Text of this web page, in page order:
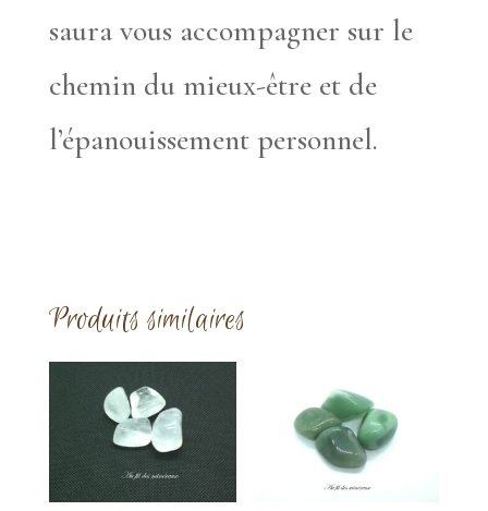
saura vous accompagner sur le
chemin du mieux-être et de
l’épanouissement personnel.
Produits similaires